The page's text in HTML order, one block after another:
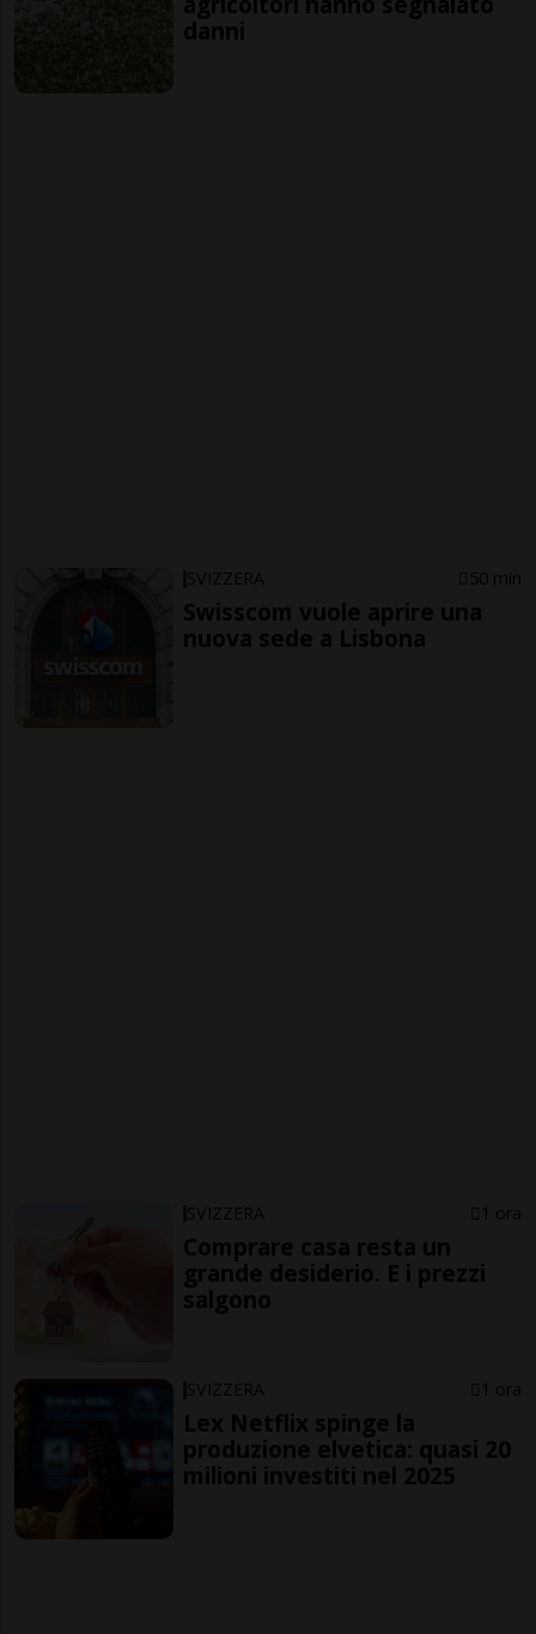
danni
SVIZZERA 50 min
Swisscom vuole aprire una
nuova sede a Lisbona
SVIZZERA 1 ora
Comprare casa resta un
grande desiderio. E i prezzi
salgono
SVIZZERA 1 ora
Lex Netflix spinge la
produzione elvetica: quasi 20
milioni investiti nel 2025